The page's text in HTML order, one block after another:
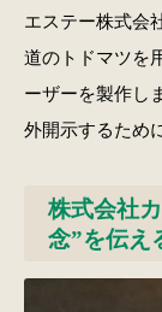
エステー株式会
道のトドマツを
ーザーを製作し
外開示するため
株式会社
念”を伝え